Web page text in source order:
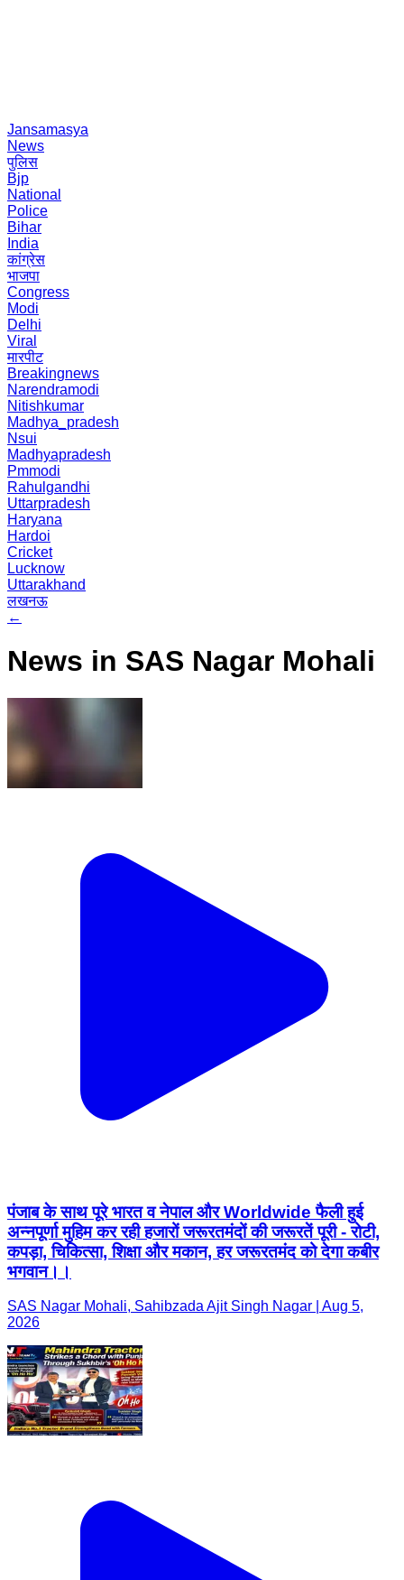
Jansamasya
News
पुलिस
Bjp
National
Police
Bihar
India
कांग्रेस
भाजपा
Congress
Modi
Delhi
Viral
मारपीट
Breakingnews
Narendramodi
Nitishkumar
Madhya_pradesh
Nsui
Madhyapradesh
Pmmodi
Rahulgandhi
Uttarpradesh
Haryana
Hardoi
Cricket
Lucknow
Uttarakhand
लखनऊ
←
News in SAS Nagar Mohali
पंजाब के साथ पूरे भारत व नेपाल और Worldwide फैली हुई
अन्नपूर्णा मुहिम कर रही हजारों जरूरतमंदों की जरूरतें पूरी - रोटी,
कपड़ा, चिकित्सा, शिक्षा और मकान, हर जरूरतमंद को देगा कबीर
भगवान।।
SAS Nagar Mohali, Sahibzada Ajit Singh Nagar | Aug 5,
2026